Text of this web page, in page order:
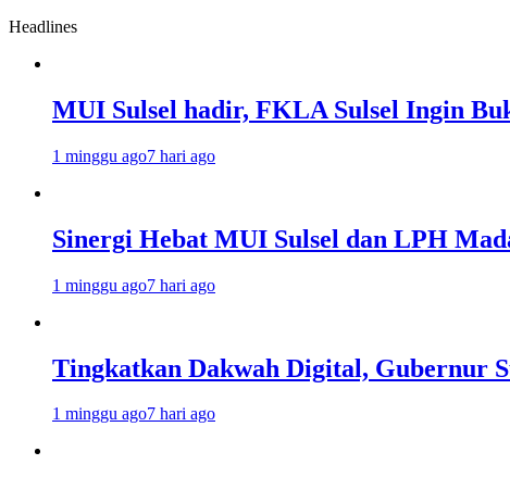
Headlines
MUI Sulsel hadir, FKLA Sulsel Ingin
1 minggu ago7 hari ago
Sinergi Hebat MUI Sulsel dan LPH
1 minggu ago7 hari ago
Tingkatkan Dakwah Digital, Gubernur
1 minggu ago7 hari ago